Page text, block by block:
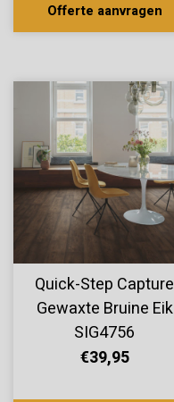
Offerte aanvragen
Quick-Step Capture
Gewaxte Bruine Eik
SIG4756
€39,95